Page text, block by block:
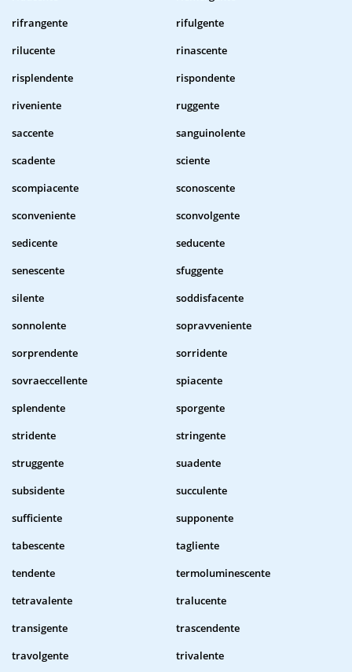
rifrangente
rifulgente
rilucente
rinascente
risplendente
rispondente
riveniente
ruggente
saccente
sanguinolente
scadente
sciente
scompiacente
sconoscente
sconveniente
sconvolgente
sedicente
seducente
senescente
sfuggente
silente
soddisfacente
sonnolente
sopravveniente
sorprendente
sorridente
sovraeccellente
spiacente
splendente
sporgente
stridente
stringente
struggente
suadente
subsidente
succulente
sufficiente
supponente
tabescente
tagliente
tendente
termoluminescente
tetravalente
tralucente
transigente
trascendente
travolgente
trivalente